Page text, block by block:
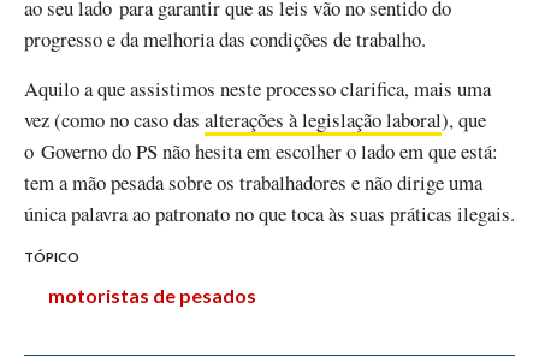
ao seu lado para garantir que as leis vão no sentido do
progresso e da melhoria das condições de trabalho.
Aquilo a que assistimos neste processo clarifica, mais uma
vez (como no caso das alterações à legislação laboral), que
o Governo do PS não hesita em escolher o lado em que está:
tem a mão pesada sobre os trabalhadores e não dirige uma
única palavra ao patronato no que toca às suas práticas ilegais.
TÓPICO
motoristas de pesados